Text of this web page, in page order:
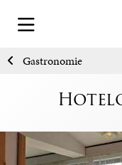
Gastronomie